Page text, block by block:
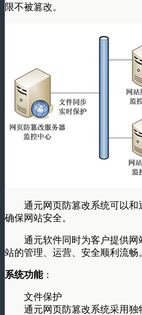
限不被篡改。
通元网页防篡改系统可以和
确保网站安全。
通元软件同时为客户提供网
站的管理、运营、安全顺利流畅
系统功能：
文件保护
通元网页防篡改系统采用独